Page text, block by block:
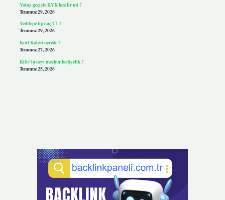
Yatay geçişte KYK kesilir mi ?
Temmuz 29, 2026
Yeditepe tıp kaç TL ?
Temmuz 29, 2026
Kurt Kalesi nerede ?
Temmuz 27, 2026
Kilis’in neyi meşhur hediyelik ?
Temmuz 25, 2026